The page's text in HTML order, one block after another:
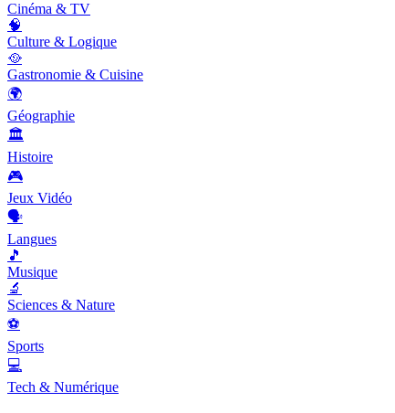
Cinéma & TV
🧠
Culture & Logique
🥘
Gastronomie & Cuisine
🌍
Géographie
🏛️
Histoire
🎮
Jeux Vidéo
🗣️
Langues
🎵
Musique
🔬
Sciences & Nature
⚽
Sports
💻
Tech & Numérique